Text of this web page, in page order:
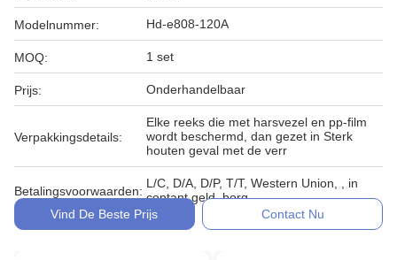
Modelnummer: Hd-e808-120A
MOQ: 1 set
Prijs: Onderhandelbaar
Verpakkingsdetails:
Elke reeks die met harsvezel en pp-film
wordt beschermd, dan gezet in Sterk
houten geval met de verr
Betalingsvoorwaarden:
L/C, D/A, D/P, T/T, Western Union, , in
contant geld, borg
Vind De Beste Prijs
Contact Nu